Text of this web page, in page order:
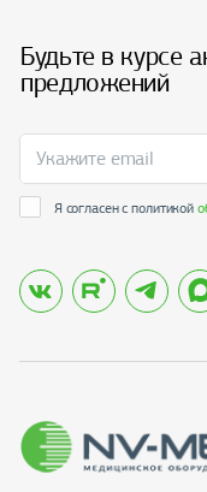
Будьте в курсе
предложений
Я согласен с политикой